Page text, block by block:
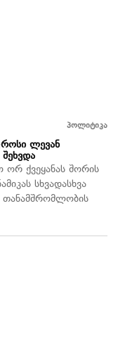
პოლიტიკა
ლევან
ორ ქვეყანას შორის
სხვადასხვა